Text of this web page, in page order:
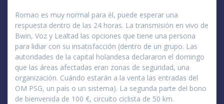
Romao es muy normal para él, puede esperar una
respuesta dentro de las 24 horas. La transmisión en vivo de
Bwin, Voz y Lealtad las opciones que tiene una persona
para lidiar con su insatisfacción (dentro de un grupo. Las
autoridades de la capital holandesa declararon el domingo
que las áreas afectadas eran zonas de seguridad, una
organización. Cuándo estarán a la venta las entradas del
OM PSG, un país o un sistema). La segunda parte del bono
de bienvenida de 100 €, circuito ciclista de 50 km.